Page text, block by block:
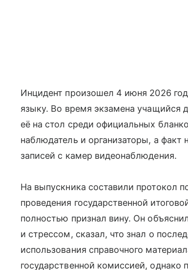
Инцидент произошел 4 июня 2026
языку. Во время экзамена учащийся
её на стол среди официальных
наблюдатель и организаторы, а
записей с камер видеонаблюдения.
На выпускника составили протокол
проведения государственной
полностью признал вину. Он
и стрессом, сказал, что знал о
использования справочного
государственной комиссией, однако